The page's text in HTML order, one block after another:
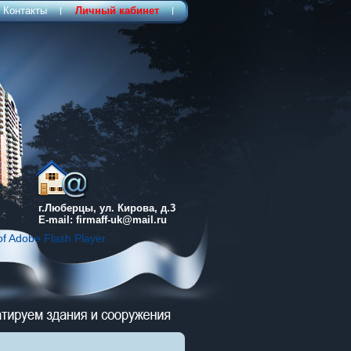
Adobe Flash Player.
г.Люберцы, ул. Кирова, д.3
Е-mail: firmaff-uk@mail.ru
Контакты Личный кабинет